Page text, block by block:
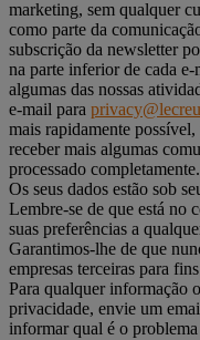
marketing, sem qualquer
como parte da
subscrição da newsletter
na parte inferior de cada
algumas das nossas
e-mail para
mais rapidamente
receber mais algumas
processado completamente.
Os seus dados estão sob
Lembre-se de que está no
suas preferências a
Garantimos-lhe de que
empresas terceiras para
Para qualquer informação
privacidade, envie um
informar qual é o